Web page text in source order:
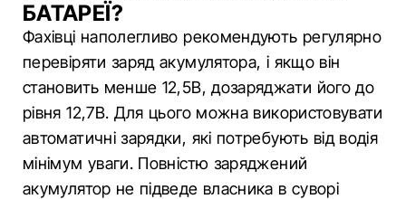
БАТАРЕЇ?
Фахівці наполегливо рекомендують регулярно
перевіряти заряд акумулятора, і якщо він
становить менше 12,5В, дозаряджати його до
рівня 12,7В. Для цього можна використовувати
автоматичні зарядки, які потребують від водія
мінімум уваги. Повністю заряджений
акумулятор не підведе власника в суворі